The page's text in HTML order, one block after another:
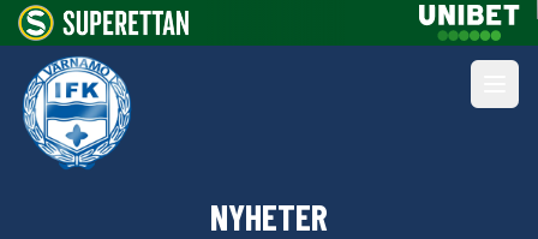
NYHETER